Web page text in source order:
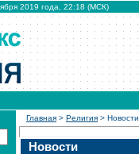
2019 года, 22:18 (МСК)
Главная > Религия > Новости
Новости